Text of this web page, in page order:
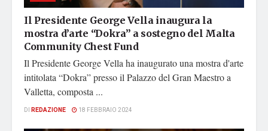
Il Presidente George Vella inaugura la
mostra d’arte “Dokra” a sostegno del Malta
Community Chest Fund
Il Presidente George Vella ha inaugurato una mostra d'arte
intitolata “Dokra” presso il Palazzo del Gran Maestro a
Valletta, composta ...
DI REDAZIONE 18 FEBBRAIO 2024